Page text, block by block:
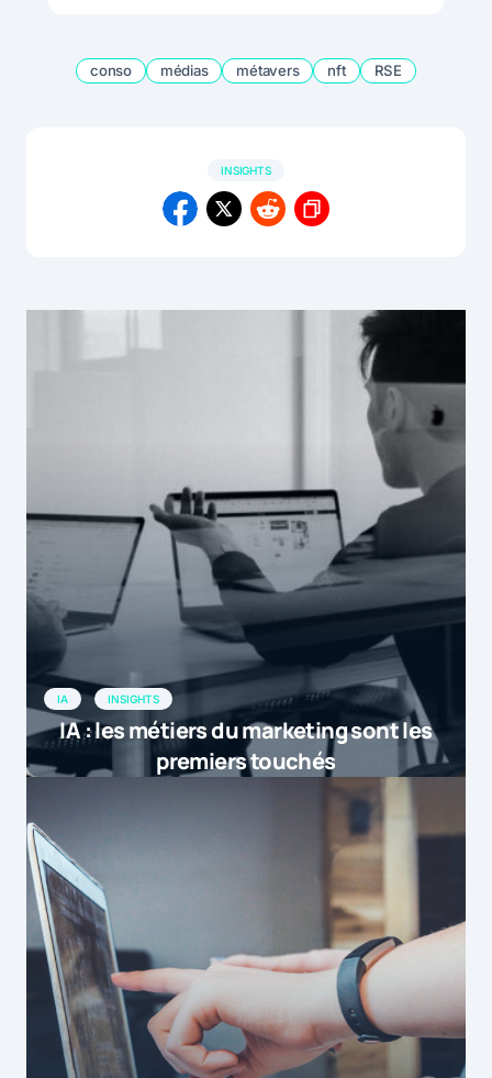
conso médias métavers nft RSE
INSIGHTS
IA INSIGHTS
IA : les métiers du marketing sont les
premiers touchés